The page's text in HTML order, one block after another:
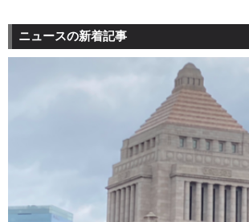
ニュースの新着記事